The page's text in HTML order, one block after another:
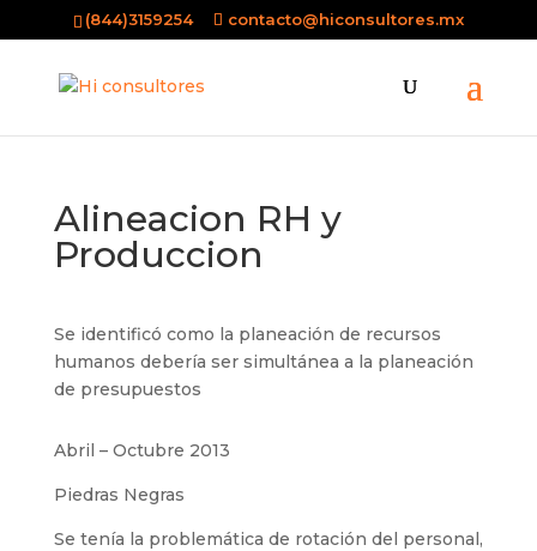
(844)3159254 contacto@hiconsultores.mx
Alineacion RH y
Produccion
Se identificó como la planeación de recursos
humanos debería ser simultánea a la planeación
de presupuestos
Abril – Octubre 2013
Piedras Negras
Se tenía la problemática de rotación del personal,